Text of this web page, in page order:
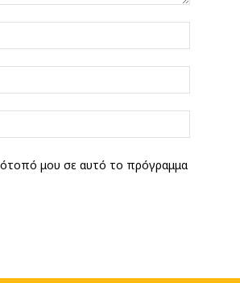
μου σε αυτό το πρόγραμμα